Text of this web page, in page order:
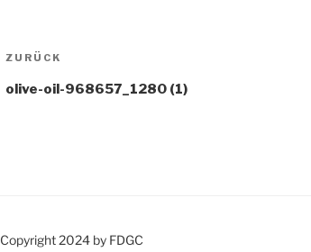
Beitragsnavigation
Vorheriger
ZURÜCK
olive-oil-968657_1280 (1)
Copyright 2024 by FDGC